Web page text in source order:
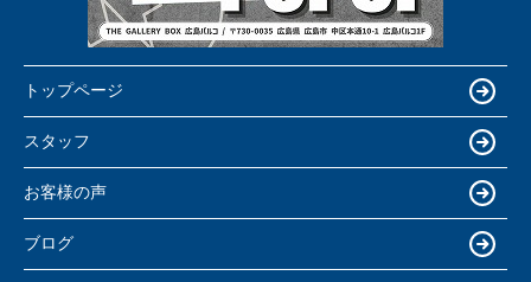
トップページ
スタッフ
お客様の声
ブログ